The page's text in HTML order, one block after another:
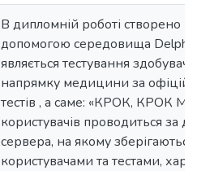
В дипломній роботі створено
допомогою середовища
являється тестування
напрямку медицини за
тестів , а саме: «КРОК, КРОК М,
користувачів проводиться за
сервера, на якому
користувачами та тестами,